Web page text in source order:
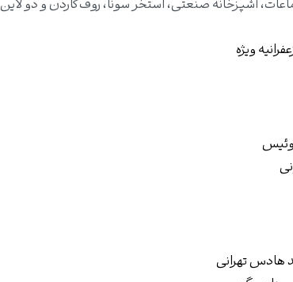
به لابی اجتماعات، آشپزخانه صنعتی، استخر سونا، روف‌گاردن و دو لاین